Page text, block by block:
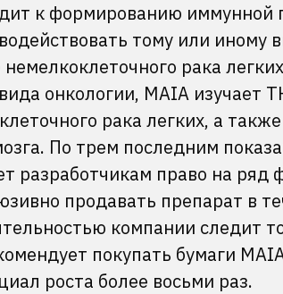
к формированию иммунной
тому или иному
рака
онкологии, MAIA изучает
рака легких, а
По трем последним
разработчикам право на ряд
продавать препарат в
компании следит
покупать бумаги
роста более восьми раз.